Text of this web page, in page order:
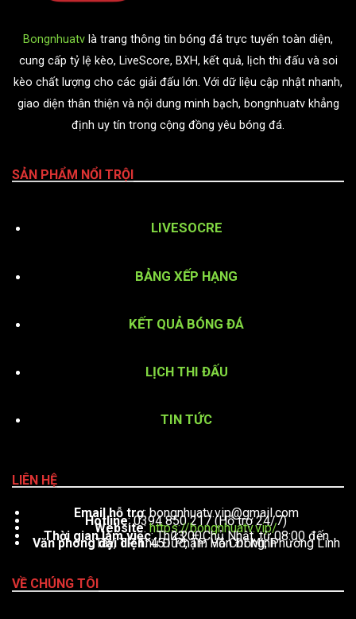
Bongnhuatv là trang thông tin bóng đá trực tuyến toàn diện,
cung cấp tỷ lệ kèo, LiveScore, BXH, kết quả, lịch thi đấu và soi
kèo chất lượng cho các giải đấu lớn. Với dữ liệu cập nhật nhanh,
giao diện thân thiện và nội dung minh bạch, bongnhuatv khẳng
định uy tín trong cộng đồng yêu bóng đá.
SẢN PHẨM NỔI TRỘI
LIVESOCRE
BẢNG XẾP HẠNG
KẾT QUẢ BÓNG ĐÁ
LỊCH THI ĐẤU
TIN TỨC
LIÊN HỆ
Email hỗ trợ:bongnhuatv.vip@gmail.com
Hotline: 0394 850 217 (Hỗ trợ 24/7)
Website:https://bongnhuatv.vip/
Thời gian làm việc : Thứ 2 – Chủ Nhật, từ 08:00 đến 23:00
Văn phòng đại diện: 451 Phạm Văn Đồng, Phường Linh Tây, TP. Thủ Đức, TP. Hồ Chí Minh
VỀ CHÚNG TÔI